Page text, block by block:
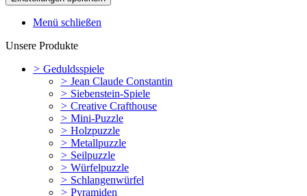
Menü schließen
Unsere Produkte
> Geduldsspiele
> Jean Claude Constantin
> Siebenstein-Spiele
> Creative Crafthouse
> Mini-Puzzle
> Holzpuzzle
> Metallpuzzle
> Seilpuzzle
> Würfelpuzzle
> Schlangenwürfel
> Pyramiden